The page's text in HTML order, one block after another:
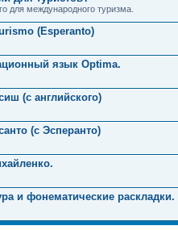
для международного туризма.
(Esperanto)
язык Optima.
(с английского)
(с Эсперанто)
и фонематические раскладки.